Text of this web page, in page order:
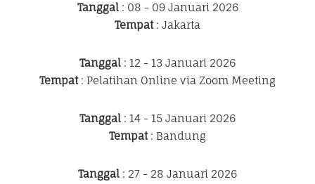
Tanggal: 08 - 09 Januari 2026
Tempat: Jakarta
Tanggal : 12 - 13 Januari 2026
Tempat: Pelatihan Online via Zoom Meeting
Tanggal : 14 - 15 Januari 2026
Tempat: Bandung
Tanggal : 27 - 28 Januari 2026